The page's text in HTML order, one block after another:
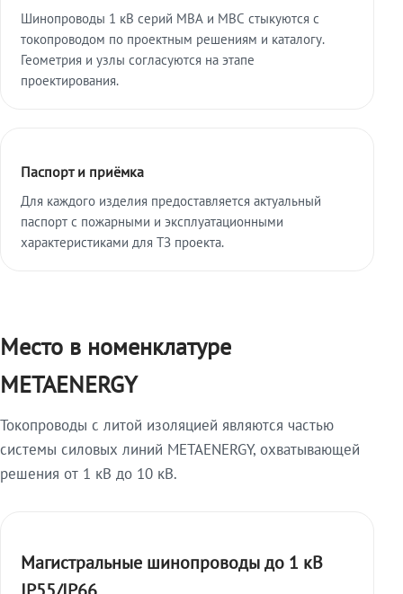
Шинопроводы 1 кВ серий МВА и МВС стыкуются с
токопроводом по проектным решениям и каталогу.
Геометрия и узлы согласуются на этапе
проектирования.
Паспорт и приёмка
Для каждого изделия предоставляется актуальный
паспорт с пожарными и эксплуатационными
характеристиками для ТЗ проекта.
Место в номенклатуре
METAENERGY
Токопроводы с литой изоляцией являются частью
системы силовых линий METAENERGY, охватывающей
решения от 1 кВ до 10 кВ.
Магистральные шинопроводы до 1 кВ